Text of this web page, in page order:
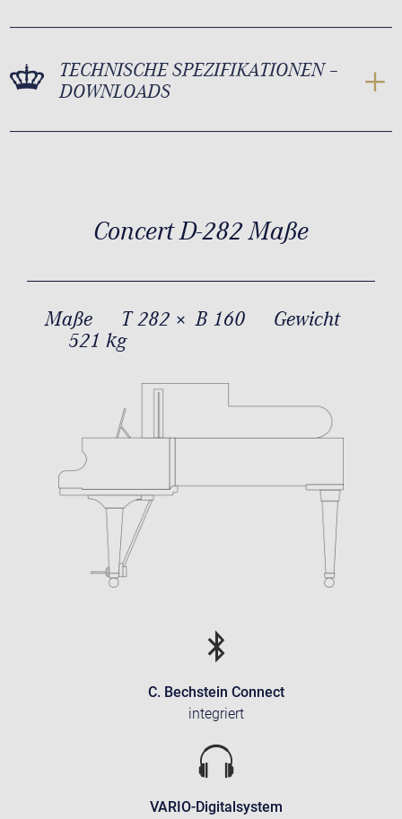
TECHNISCHE SPEZIFIKATIONEN –
DOWNLOADS
Concert D-282 Maße
Maße T 282 × B 160
Gewicht
521 kg
C. Bechstein Connect
integriert
VARIO-Digitalsystem